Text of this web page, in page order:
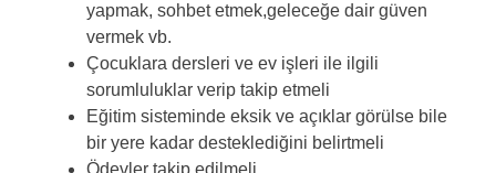
yapmak, sohbet etmek,geleceğe dair güven
vermek vb.
Çocuklara dersleri ve ev işleri ile ilgili
sorumluluklar verip takip etmeli
Eğitim sisteminde eksik ve açıklar görülse bile
bir yere kadar desteklediğini belirtmeli
Ödevler takip edilmeli